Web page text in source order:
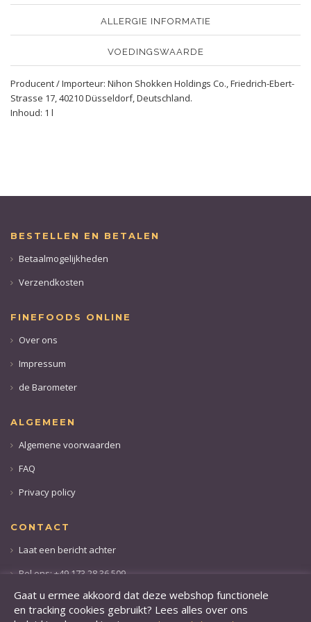
ALLERGIE INFORMATIE
VOEDINGSWAARDE
Producent / Importeur: Nihon Shokken Holdings Co., Friedrich-Ebert-
Strasse 17, 40210 Düsseldorf, Deutschland.
Inhoud: 1 l
BESTELLEN EN BETALEN
Betaalmogelijkheden
Verzendkosten
FINEFOODS ONLINE
Over ons
Impressum
de Barometer
ALGEMEEN
Algemene voorwaarden
FAQ
Privacy policy
CONTACT
Laat een bericht achter
Bel ons: +49 173 28 36 509
Gaat u ermee akkoord dat deze webshop functionele
en tracking cookies gebruikt? Lees alles over ons